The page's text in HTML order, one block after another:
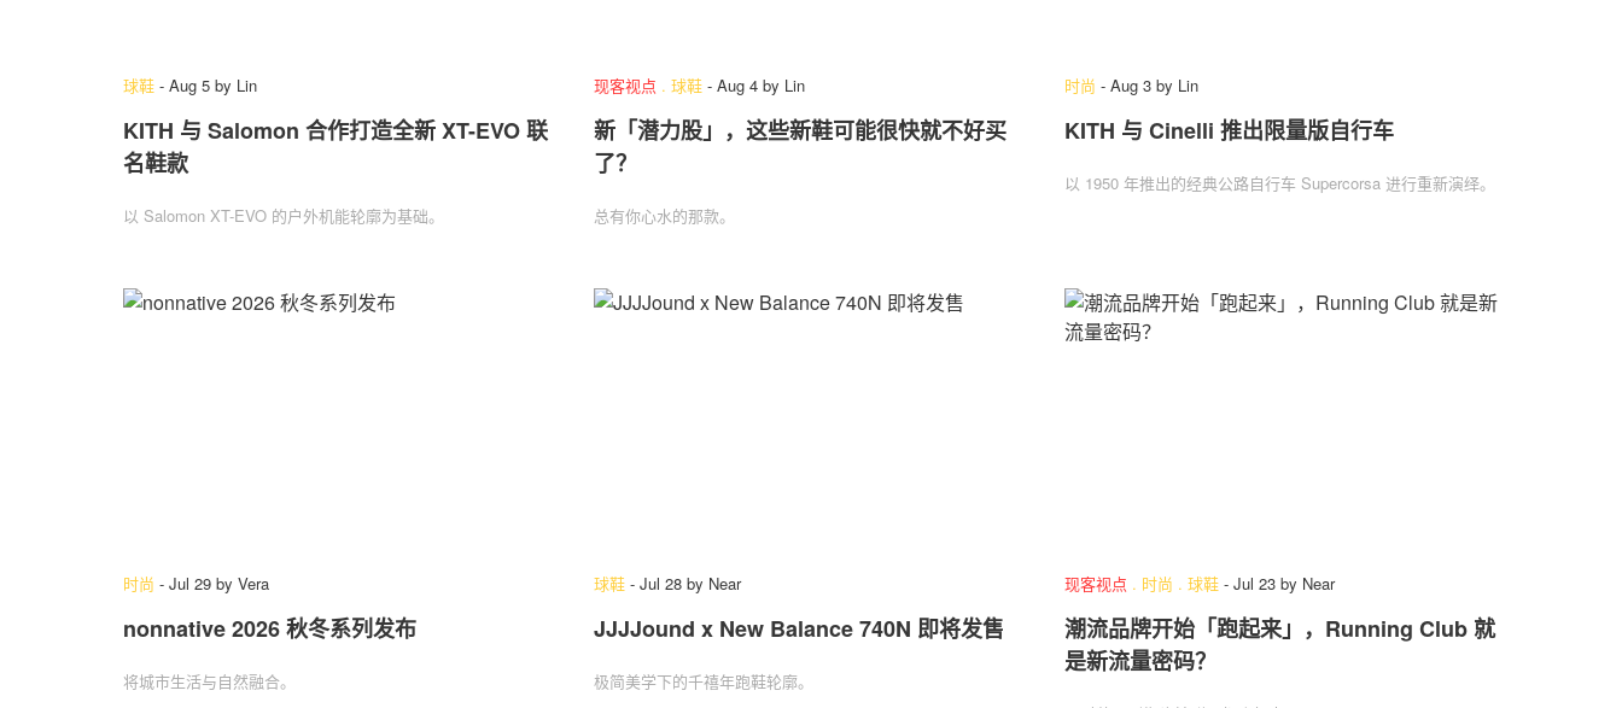
球鞋 - Aug 5 by Lin
KITH 与 Salomon 合作打造全新 XT-EVO 联
名鞋款
以 Salomon XT-EVO 的户外机能轮廓为基础。
现客视点 . 球鞋 - Aug 4 by Lin
新「潜力股」，这些新鞋可能很快就不好买
了？
总有你心水的那款。
时尚 - Aug 3 by Lin
KITH 与 Cinelli 推出限量版自行车
以 1950 年推出的经典公路自行车 Supercorsa 进行重新演绎。
时尚 - Jul 29 by Vera
nonnative 2026 秋冬系列发布
将城市生活与自然融合。
球鞋 - Jul 28 by Near
JJJJound x New Balance 740N 即将发售
极简美学下的千禧年跑鞋轮廓。
现客视点 . 时尚 . 球鞋 - Jul 23 by Near
潮流品牌开始「跑起来」，Running Club 就
是新流量密码？